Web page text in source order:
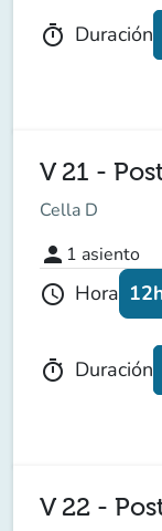
timer Duración
V 21 -
Cella D
person 1 asiento
schedule Hora
timer Duración
V 22 -